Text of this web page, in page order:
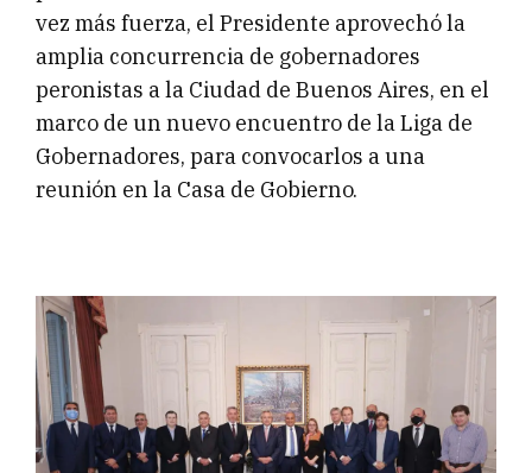
vez más fuerza, el Presidente aprovechó la
amplia concurrencia de gobernadores
peronistas a la Ciudad de Buenos Aires, en el
marco de un nuevo encuentro de la Liga de
Gobernadores, para convocarlos a una
reunión en la Casa de Gobierno.